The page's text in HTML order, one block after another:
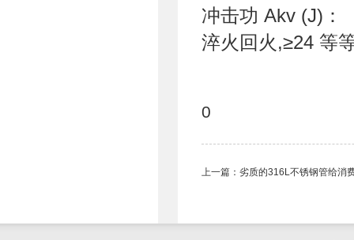
冲击功 Akv (J)：
淬火回火,≥24 等
0
上一篇： 劣质的316L不锈钢管给消